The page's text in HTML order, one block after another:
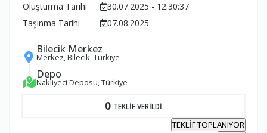
Oluşturma Tarihi
30.07.2025 - 12:30:37
Taşınma Tarihi
07.08.2025
Bilecik Merkez
Merkez, Bilecik, Türkiye
Depo
Nakliyeci Deposu, Türkiye
0 TEKLİF VERİLDİ
TEKLİF TOPLANIYOR